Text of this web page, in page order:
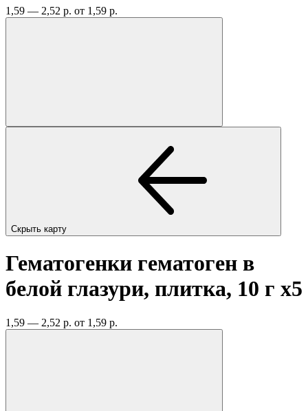
1,59 — 2,52 р. от 1,59 р.
Скрыть карту
Гематогенки гематоген в
белой глазури, плитка, 10 г x5
1,59 — 2,52 р. от 1,59 р.